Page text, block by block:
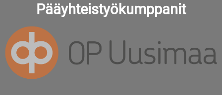
Pääyhteistyökumppanit